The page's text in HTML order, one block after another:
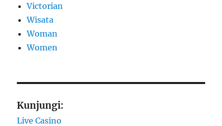
Victorian
Wisata
Woman
Women
Kunjungi:
Live Casino